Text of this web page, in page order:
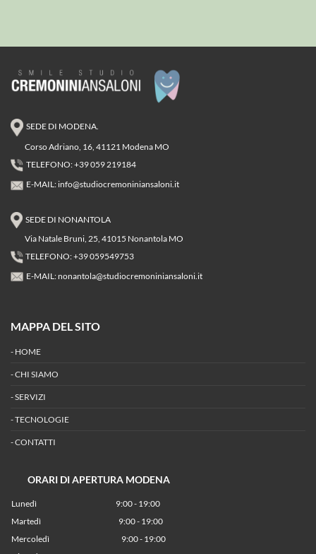
SEDE DI MODENA.
Corso Adriano, 16, 41121 Modena MO
TELEFONO: +39 059 219184
E-MAIL: info@studiocremoniniansaloni.it
SEDE DI NONANTOLA
Via Natale Bruni, 25, 41015 Nonantola MO
TELEFONO: +39 059549753
E-MAIL:nonantola@studiocremoniniansaloni.it
MAPPA DEL SITO
- HOME
-CHI SIAMO
-SERVIZI
-TECNOLOGIE
-CONTATTI
ORARI DI APERTURA MODENA
Lunedì 9:00 - 19:00
Martedì 9:00 - 19:00
Mercoledì 9:00 - 19:00